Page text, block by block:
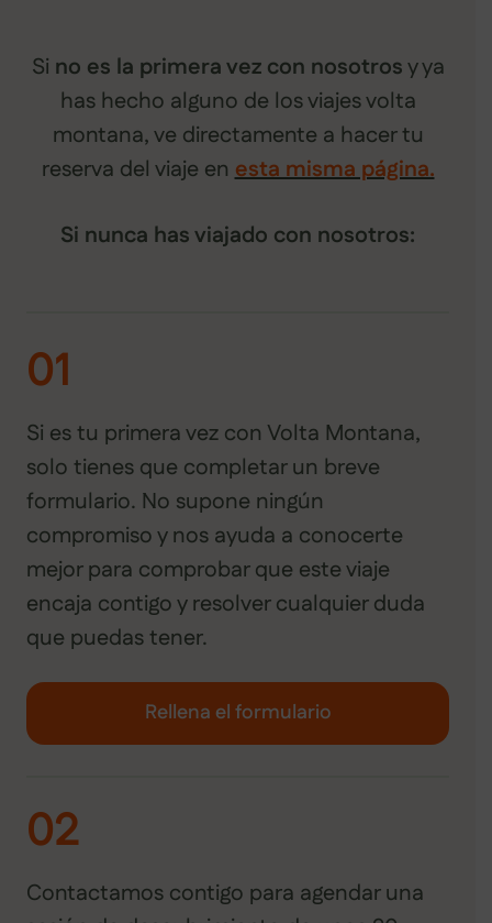
Si no es la primera vez con nosotrosy ya
has hecho alguno de los viajes volta
montana, ve directamente a hacer tu
reserva del viaje en esta misma página.
Si nunca has viajado con nosotros:
01
Si es tu primera vez con Volta Montana,
solo tienes que completar un breve
formulario. No supone ningún
compromiso y nos ayuda a conocerte
mejor para comprobar que este viaje
encaja contigo y resolver cualquier duda
que puedas tener.
Rellena el formulario
02
Contactamos contigo para agendar una